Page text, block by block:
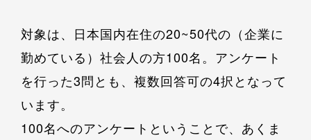
対象は、日本国内在住の20~50代の（企業に
勤めている）社会人の方100名。アンケート
を行った3問とも、複数回答可の4択となって
います。
100名へのアンケートということで、あくま